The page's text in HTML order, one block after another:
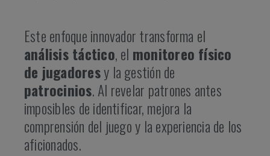
Este enfoque innovador transforma el
análisis táctico, el monitoreo físico
de jugadoresy la gestión de
patrocinios. Al revelar patrones antes
imposibles de identificar, mejora la
comprensión del juego y la experiencia de los
aficionados.